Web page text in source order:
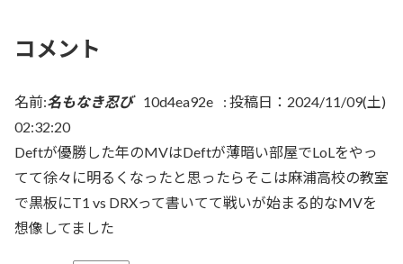
コメント
名前:名もなき忍び 10d4ea92e : 投稿日：2024/11/09(土)
02:32:20
Deftが優勝した年のMVはDeftが薄暗い部屋でLoLをやっ
てて徐々に明るくなったと思ったらそこは麻浦高校の教室
で黒板にT1 vs DRXって書いてて戦いが始まる的なMVを
想像してました